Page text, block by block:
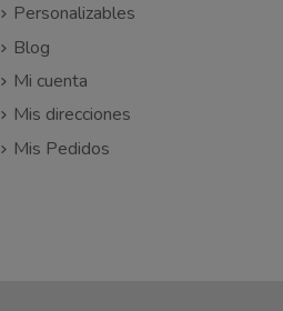
Personalizables
Blog
Mi cuenta
Mis direcciones
Mis Pedidos